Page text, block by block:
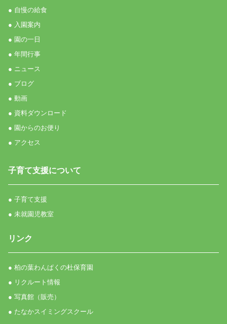
● 自慢の給食
● 入園案内
● 園の一日
● 年間行事
● ニュース
● ブログ
● 動画
● 資料ダウンロード
● 園からのお便り
● アクセス
子育て支援について
● 子育て支援
● 未就園児教室
リンク
● 柏の葉わんぱくの杜保育園
● リクルート情報
● 写真館（販売）
● たなかスイミングスクール